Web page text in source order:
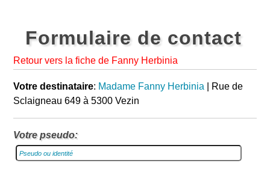
Formulaire de contact
Retour vers la fiche de Fanny Herbinia
Votre destinataire: Madame Fanny Herbinia | Rue de
Sclaigneau 649 à 5300 Vezin
Votre pseudo: